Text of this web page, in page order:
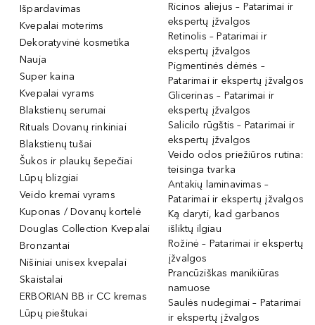
Išpardavimas
Kvepalai moterims
Dekoratyvinė kosmetika
Nauja
Super kaina
Kvepalai vyrams
Blakstienų serumai
Rituals Dovanų rinkiniai
Blakstienų tušai
Šukos ir plaukų šepečiai
Lūpų blizgiai
Veido kremai vyrams
Kuponas / Dovanų kortelė
Douglas Collection Kvepalai
Bronzantai
Nišiniai unisex kvepalai
Skaistalai
ERBORIAN BB ir CC kremas
Lūpų pieštukai
Ricinos aliejus – Patarimai ir
ekspertų įžvalgos
Retinolis – Patarimai ir
ekspertų įžvalgos
Pigmentinės dėmės –
Patarimai ir ekspertų įžvalgos
Glicerinas – Patarimai ir
ekspertų įžvalgos
Salicilo rūgštis – Patarimai ir
ekspertų įžvalgos
Veido odos priežiūros rutina:
teisinga tvarka
Antakių laminavimas –
Patarimai ir ekspertų įžvalgos
Ką daryti, kad garbanos
išliktų ilgiau
Rožinė – Patarimai ir ekspertų
įžvalgos
Prancūziškas manikiūras
namuose
Saulės nudegimai – Patarimai
ir ekspertų įžvalgos